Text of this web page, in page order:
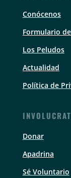
Conócenos
Formulario
Los Peludos
Actualidad
Política de
Donar
Apadrina
Sé Voluntario